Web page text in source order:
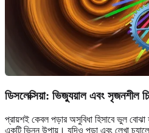
ডিসলেক্সিয়া: ভিজ্যুয়াল এবং সৃজনশীল
প্রায়শই কেবল পড়ার অসুবিধা হিসাবে ভুল বোঝা
একটি ভিন্ন উপায়। যদিও পড়া এবং লেখা